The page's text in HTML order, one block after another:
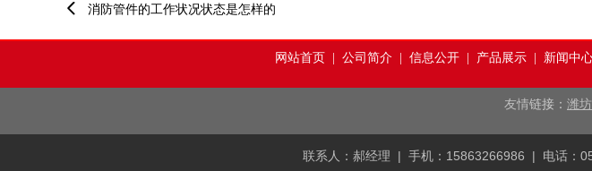
 消防管件的工作状况状态是怎样的
网站首页 公司简介| 信息公开| 产品展示| 新闻中
友情链接： 潍
联系人：郝经理 | 手机：15863266986 | 电话：